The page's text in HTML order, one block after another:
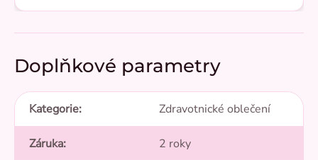
Doplňkové parametry
Kategorie: Zdravotnické oblečení
Záruka: 2 roky